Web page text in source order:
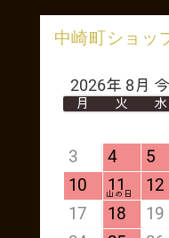
中崎町ショッ